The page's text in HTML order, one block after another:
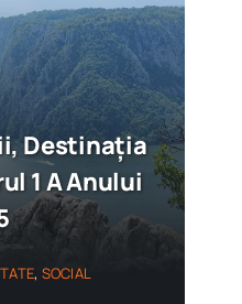
Destinația
1 A Anului
, SOCIAL